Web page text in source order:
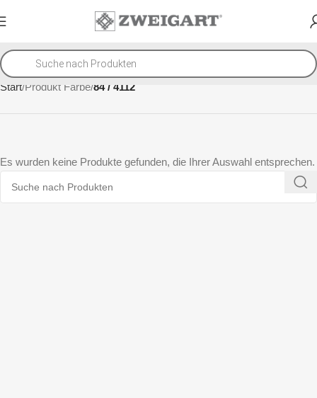
Start Produkt Farbe 84 / 4112
Es wurden keine Produkte gefunden, die Ihrer Auswahl entsprechen.